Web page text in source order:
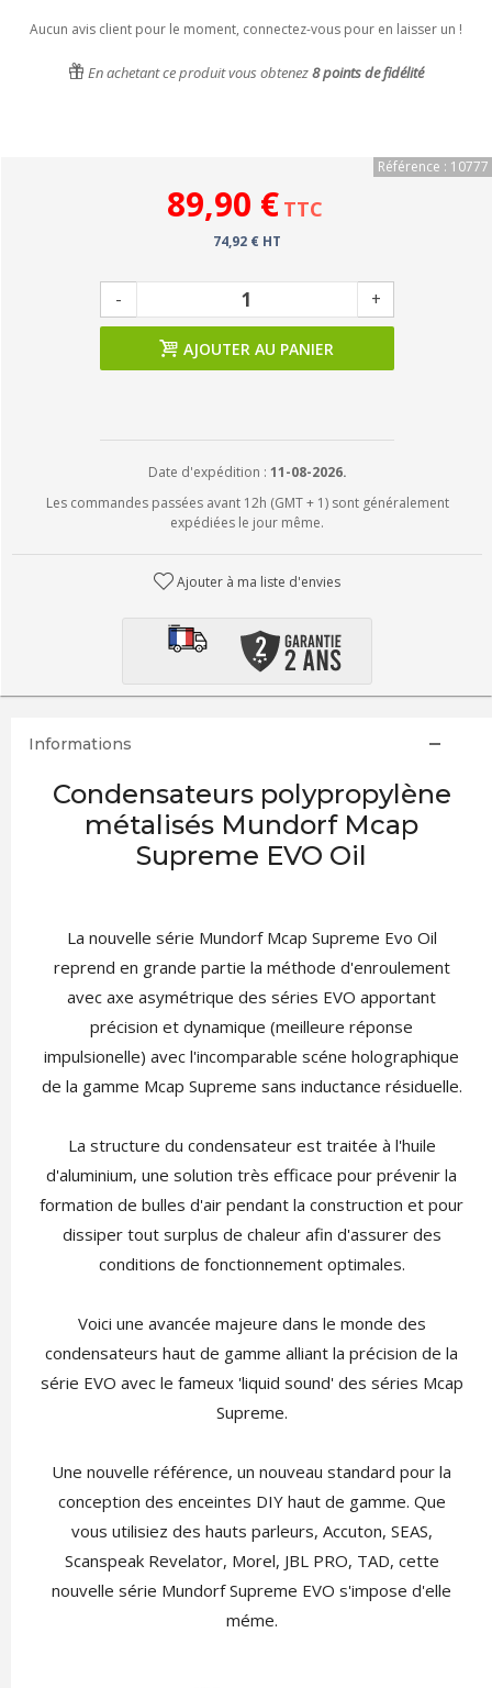
Aucun avis client pour le moment, connectez-vous pour en laisser un !
En achetant ce produit vous obtenez8points de fidélité
Référence : 10777
89,90 € TTC
74,92 € HT
- +
AJOUTER AU PANIER
Date d'expédition : 11-08-2026.
Les commandes passées avant 12h (GMT + 1) sont généralement
expédiées le jour même.
Ajouter à ma liste d'envies
Informations
Condensateurs polypropylène
métalisés Mundorf Mcap
Supreme EVO Oil
La nouvelle série Mundorf Mcap Supreme Evo Oil
reprend en grande partie la méthode d'enroulement
avec axe asymétrique des séries EVO apportant
précision et dynamique (meilleure réponse
impulsionelle) avec l'incomparable scéne holographique
de la gamme Mcap Supreme sans inductance résiduelle.
La structure du condensateur est traitée à l'huile
d'aluminium, une solution très efficace pour prévenir la
formation de bulles d'air pendant la construction et pour
dissiper tout surplus de chaleur afin d'assurer des
conditions de fonctionnement optimales.
Voici une avancée majeure dans le monde des
condensateurs haut de gamme alliant la précision de la
série EVO avec le fameux 'liquid sound' des séries Mcap
Supreme.
Une nouvelle référence, un nouveau standard pour la
conception des enceintes DIY haut de gamme. Que
vous utilisiez des hauts parleurs, Accuton, SEAS,
Scanspeak Revelator, Morel, JBL PRO, TAD, cette
nouvelle série Mundorf Supreme EVO s'impose d'elle
méme.